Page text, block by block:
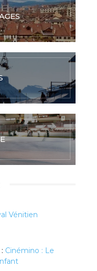
Vénitien
Cinémino : Le